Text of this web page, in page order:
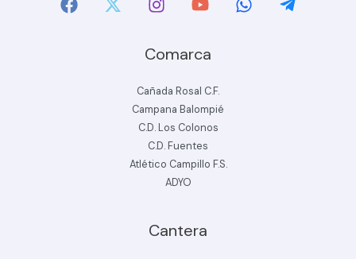
Comarca
Cañada Rosal C.F.
Campana Balompié
C.D. Los Colonos
C.D. Fuentes
Atlético Campillo F.S.
ADYO
Cantera